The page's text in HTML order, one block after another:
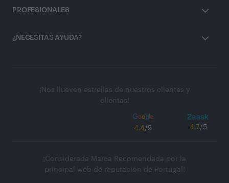
PROFESIONALES
¿NECESITAS AYUDA?
¡Nos llueven estrellas de nuestros clientes y
clientas!
4.4/5 4.7/5
¡Considerada Marca Recomendada por la
principal web de reputación de Portugal!